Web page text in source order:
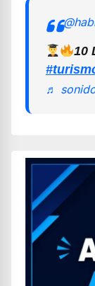
10
♬